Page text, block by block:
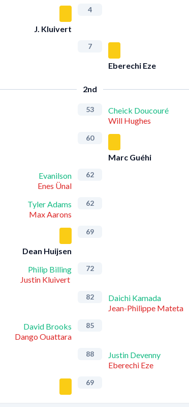
J. Kluivert
4
7
Eberechi Eze
2nd
53
Cheick Doucouré
Will Hughes
60
Marc Guéhi
Evanilson
Enes Ünal
62
Tyler Adams
Max Aarons
62
Dean Huijsen
69
Philip Billing
Justin Kluivert
72
82
Daichi Kamada
Jean-Philippe Mateta
David Brooks
Dango Ouattara
85
88
Justin Devenny
Eberechi Eze
69